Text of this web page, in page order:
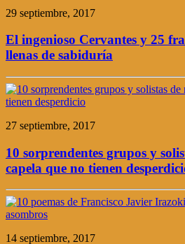
29 septiembre, 2017
El ingenioso Cervantes y 25
llenas de sabiduría
27 septiembre, 2017
10 sorprendentes grupos y
capela que no tienen
14 septiembre, 2017